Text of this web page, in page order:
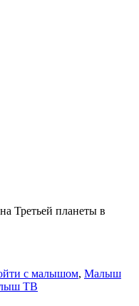
с малышом, Малыш
ТВ